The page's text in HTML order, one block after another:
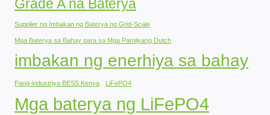
Grade A na Baterya
Supplier ng Imbakan ng Baterya ng Grid-Scale
Mga Baterya sa Bahay para sa Mga Pamilyang Dutch
imbakan ng enerhiya sa bahay
Pang-industriya BESS Kenya LiFePO4
Mga baterya ng LiFePO4